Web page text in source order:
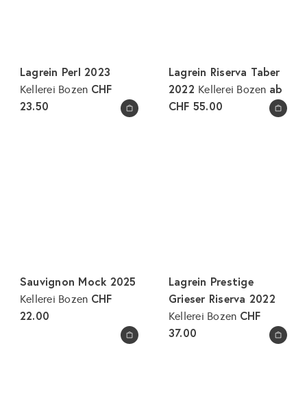
In den Warenkorb legen
Lagrein Perl 2023
Kellerei Bozen CHF
23.50
In den Warenkorb legen
Lagrein Riserva Taber
2022 Kellerei Bozen ab
CHF 55.00
In den Warenkorb legen
Sauvignon Mock 2025
Kellerei Bozen CHF
22.00
In den Warenkorb legen
Lagrein Prestige
Grieser Riserva 2022
Kellerei Bozen CHF
37.00